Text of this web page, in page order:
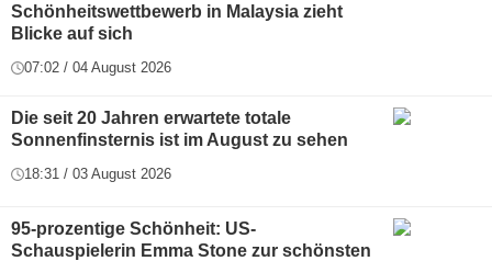
Schönheitswettbewerb in Malaysia zieht
Blicke auf sich
07:02 / 04 August 2026
Die seit 20 Jahren erwartete totale
Sonnenfinsternis ist im August zu sehen
18:31 / 03 August 2026
95-prozentige Schönheit: US-
Schauspielerin Emma Stone zur schönsten